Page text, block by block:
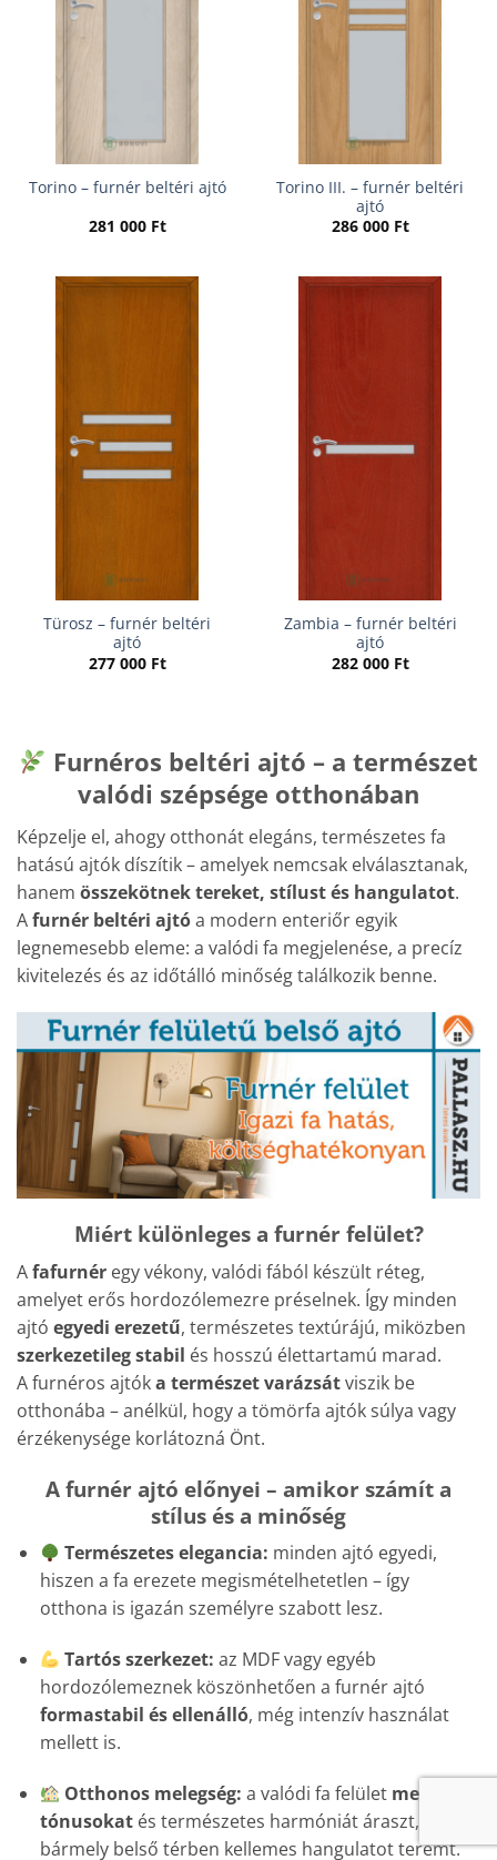
Torino – furnér beltéri ajtó
281 000 Ft
Torino III. – furnér beltéri
ajtó
286 000 Ft
Türosz – furnér beltéri
ajtó
277 000 Ft
Zambia – furnér beltéri
ajtó
282 000 Ft
Furnéros beltéri ajtó – a természet
valódi szépsége otthonában
Képzelje el, ahogy otthonát elegáns, természetes fa
hatású ajtók díszítik – amelyek nemcsak elválasztanak,
hanem összekötnek tereket, stílust és hangulatot.
Afurnér beltéri ajtóa modern enteriőr egyik
legnemesebb eleme: a valódi fa megjelenése, a precíz
kivitelezés és az időtálló minőség találkozik benne.
Miért különleges a furnér felület?
Afafurnér egy vékony, valódi fából készült réteg,
amelyet erős hordozólemezre préselnek. Így minden
ajtó egyedi erezetű, természetes textúrájú, miközben
szerkezetileg stabil és hosszú élettartamú marad.
A furnéros ajtóka természet varázsátviszik be
otthonába – anélkül, hogy a tömörfa ajtók súlya vagy
érzékenysége korlátozná Önt.
A furnér ajtó előnyei – amikor számít a
stílus és a minőség
Természetes elegancia: minden ajtó egyedi,
hiszen a fa erezete megismételhetetlen – így
otthona is igazán személyre szabott lesz.
Tartós szerkezet: az MDF vagy egyéb
hordozólemeznek köszönhetően a furnér ajtó
formastabil és ellenálló, még intenzív használat
mellett is.
Otthonos melegség: a valódi fa felület meleg
tónusokatés természetes harmóniát áraszt, ami
bármely belső térben kellemes hangulatot teremt.